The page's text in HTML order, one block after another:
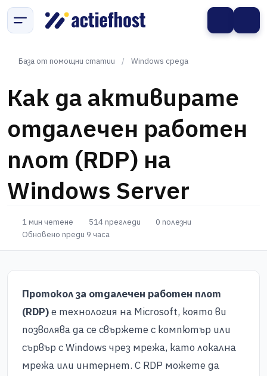
База от помощни статии / Windows среда
Как да активирате
отдалечен работен
плот (RDP) на
Windows Server
1 мин четене 514 прегледи
0 полезни
Обновено преди 9 часа
Протокол за отдалечен работен плот
(RDP)е технология на Microsoft, която ви
позволява да се свържете с компютър или
сървър с Windows чрез мрежа, като локална
мрежа или интернет. С RDP можете да